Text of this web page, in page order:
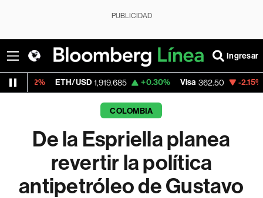
PUBLICIDAD
Ingresar
1,919.685 +0.30% Visa 362.50 -2.15% MercadoLibre
COLOMBIA
De la Espriella planea
revertir la política
antipetróleo de Gustavo